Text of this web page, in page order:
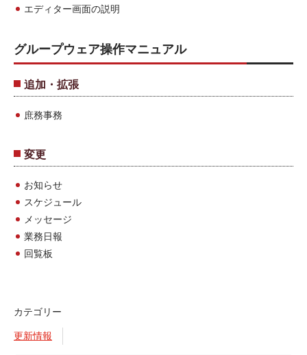
エディター画面の説明
グループウェア操作マニュアル
追加・拡張
庶務事務
変更
お知らせ
スケジュール
メッセージ
業務日報
回覧板
カテゴリー
更新情報